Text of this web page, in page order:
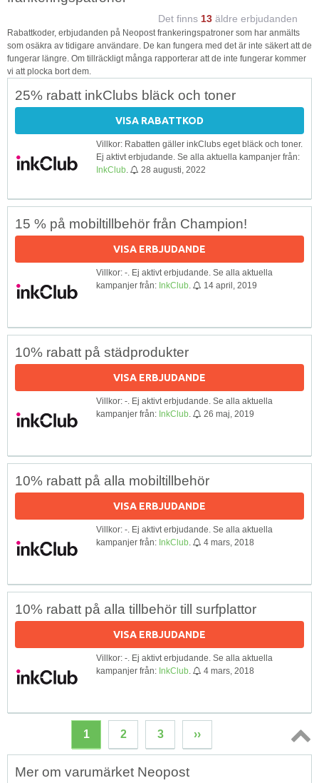
Det finns 13 äldre erbjudanden
Rabattkoder, erbjudanden på Neopost frankeringspatroner som har anmälts
som osäkra av tidigare användare. De kan fungera med det är inte säkert att de
fungerar längre. Om tillräckligt många rapporterar att de inte fungerar kommer
vi att plocka bort dem.
25% rabatt inkClubs bläck och toner
VISA RABATTKOD
Villkor: Rabatten gäller inkClubs eget bläck och toner.
Ej aktivt erbjudande. Se alla aktuella kampanjer från:
InkClub
28 augusti, 2022
15 % på mobiltillbehör från Champion!
VISA ERBJUDANDE
Villkor: -. Ej aktivt erbjudande. Se alla aktuella
kampanjer från: InkClub 14 april, 2019
10% rabatt på städprodukter
VISA ERBJUDANDE
Villkor: -. Ej aktivt erbjudande. Se alla aktuella
kampanjer från: InkClub 26 maj, 2019
10% rabatt på alla mobiltillbehör
VISA ERBJUDANDE
Villkor: -. Ej aktivt erbjudande. Se alla aktuella
kampanjer från: InkClub 4 mars, 2018
10% rabatt på alla tillbehör till surfplattor
VISA ERBJUDANDE
Villkor: -. Ej aktivt erbjudande. Se alla aktuella
kampanjer från: InkClub 4 mars, 2018
1 2 3 ››
Topp
Mer om varumärket Neopost